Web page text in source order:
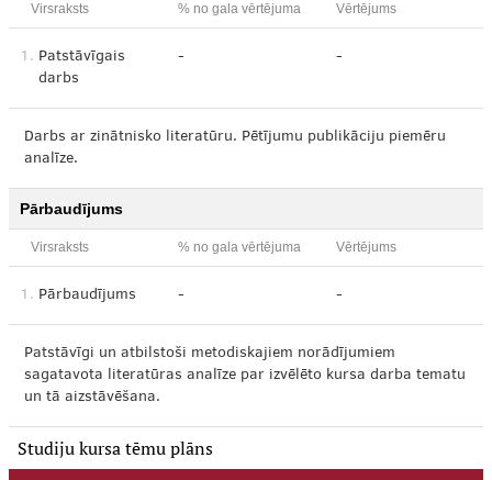
Virsraksts % no gala vērtējuma Vērtējums
1. Patstāvīgais
darbs
- -
Darbs ar zinātnisko literatūru. Pētījumu publikāciju piemēru
analīze.
Pārbaudījums
Virsraksts % no gala vērtējuma Vērtējums
1. Pārbaudījums - -
Patstāvīgi un atbilstoši metodiskajiem norādījumiem
sagatavota literatūras analīze par izvēlēto kursa darba tematu
un tā aizstāvēšana.
Studiju kursa tēmu plāns